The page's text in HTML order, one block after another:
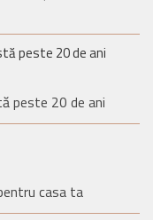
peste 20 de ani
casa ta